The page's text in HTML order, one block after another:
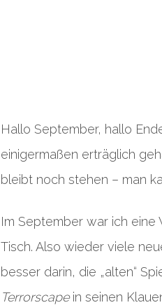
Hallo September, hallo
einigermaßen erträglich
bleibt noch stehen – man
Im September war ich eine
Tisch. Also wieder viele
besser darin, die „alten“
Terrorscapein seinen